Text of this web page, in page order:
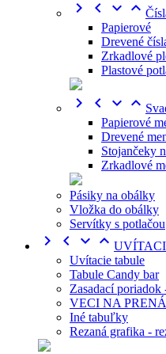
   
Papierové
Drevené
Zrkadlové
Plastové
   
Papierové
Drevené
Stojančeky
Zrkadlové
Pásiky na obálky
Vložka do obálky
Servítky s potlačou
   
Uvítacie tabule
Tabule Candy bar
Zasadací poriadok
VECI NA
Iné tabuľky
Rezaná grafika -